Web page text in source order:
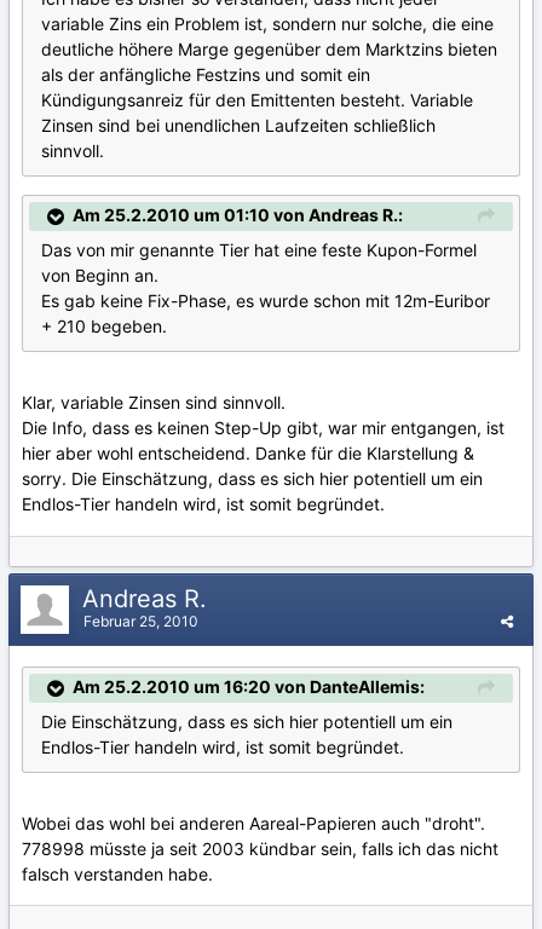
variable Zins ein Problem ist, sondern nur solche, die eine
deutliche höhere Marge gegenüber dem Marktzins bieten
als der anfängliche Festzins und somit ein
Kündigungsanreiz für den Emittenten besteht. Variable
Zinsen sind bei unendlichen Laufzeiten schließlich
sinnvoll.
Am 25.2.2010 um 01:10 von Andreas R.:
Das von mir genannte Tier hat eine feste Kupon-Formel
von Beginn an.
Es gab keine Fix-Phase, es wurde schon mit 12m-Euribor
+ 210 begeben.
Klar, variable Zinsen sind sinnvoll.
Die Info, dass es keinen Step-Up gibt, war mir entgangen, ist
hier aber wohl entscheidend. Danke für die Klarstellung &
sorry. Die Einschätzung, dass es sich hier potentiell um ein
Endlos-Tier handeln wird, ist somit begründet.
Andreas R.
Februar 25, 2010
Am 25.2.2010 um 16:20 von DanteAllemis:
Die Einschätzung, dass es sich hier potentiell um ein
Endlos-Tier handeln wird, ist somit begründet.
Wobei das wohl bei anderen Aareal-Papieren auch "droht".
778998 müsste ja seit 2003 kündbar sein, falls ich das nicht
falsch verstanden habe.